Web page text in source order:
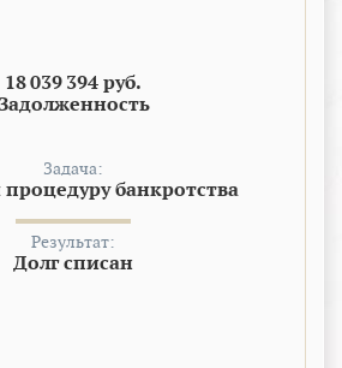
18 039 394 руб.
Задача:
банкротства
Результат:
Долг списан